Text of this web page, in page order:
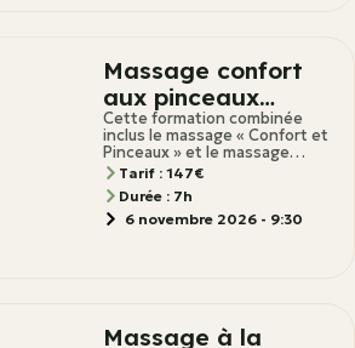
Massage confort
aux pinceaux
(palliatif) et
massage
métamorphique
Cette formation combinée
inclus le massage « Confort et
Pinceaux » et le massage
métamorphique. Massage
“Confort et pinceaux Le
massage est
Tarif : 147€
Durée : 7h
6 novembre 2026 - 9:30
Massage à la